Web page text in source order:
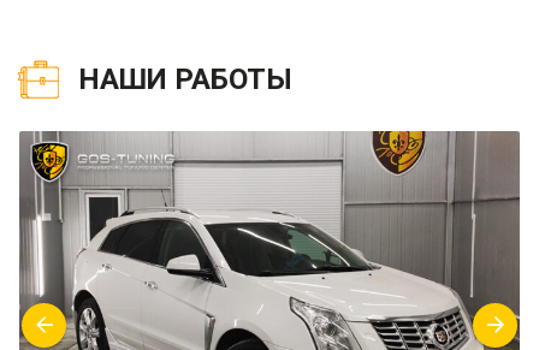
НАШИ РАБОТЫ